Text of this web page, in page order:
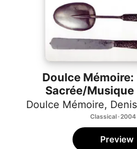
Doulce
Sacrée/Musique
Doulce Mémoire,
Classical · 2004
Preview